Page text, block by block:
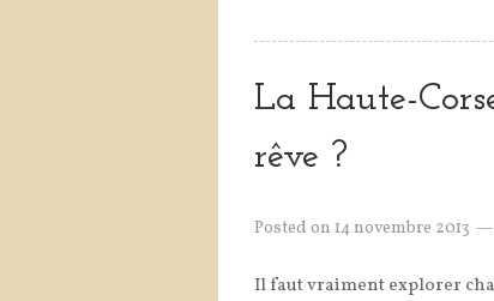
La Haute-
rêve ?
Posted on 14 novembre 2013
Il faut vraiment explorer